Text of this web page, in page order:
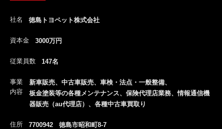
社名 徳島トヨペット株式会社
資本金 3000万円
従業員数 147名
事業
内容
新車販売、中古車販売、車検・法点・一般整備、
板金塗装等の各種メンテナンス、保険代理店業務、情報通信機
器販売（au代理店）、各種中古車買取り
住所 7700942 徳島市昭和町8-7